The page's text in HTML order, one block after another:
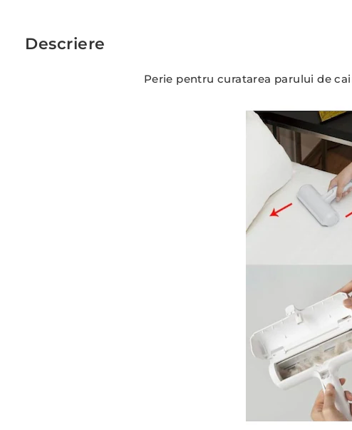
Descriere
Perie pentru curatarea parului de